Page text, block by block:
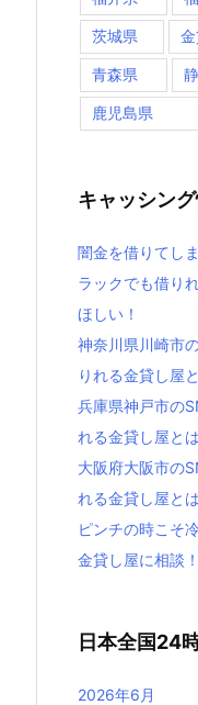
茨城県
青森県
鹿児島県
キャッシン
闇金を借りてし
ラックでも借り
ほしい！
神奈川県川崎市
りれる金貸し屋
兵庫県神戸市の
れる金貸し屋とは
大阪府大阪市の
れる金貸し屋とは
ピンチの時こそ
金貸し屋に相談！
日本全国24
2026年6月